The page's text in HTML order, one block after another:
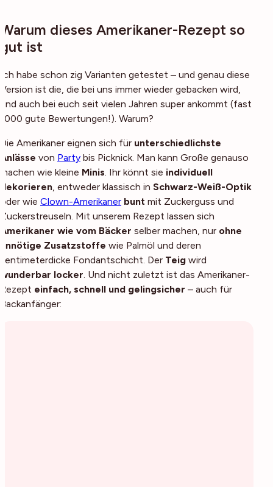
Warum dieses Amerikaner-Rezept so
gut ist
Ich habe schon zig Varianten getestet – und genau diese
Version ist die, die bei uns immer wieder gebacken wird,
und auch bei euch seit vielen Jahren super ankommt (fast
1000 gute Bewertungen!). Warum?
Die Amerikaner eignen sich für unterschiedlichste
Anlässe von Party bis Picknick. Man kann Große genauso
machen wie kleine Minis. Ihr könnt sie individuell
dekorieren, entweder klassisch in Schwarz-Weiß-Optik
oder wie Clown-Amerikaner bunt mit Zuckerguss und
Zuckerstreuseln. Mit unserem Rezept lassen sich
Amerikaner wie vom Bäcker selber machen, nur ohne
unnötige Zusatzstoffe wie Palmöl und deren
zentimeterdicke Fondantschicht. Der Teig wird
wunderbar locker. Und nicht zuletzt ist das Amerikaner-
Rezept einfach, schnell und gelingsicher – auch für
Backanfänger: